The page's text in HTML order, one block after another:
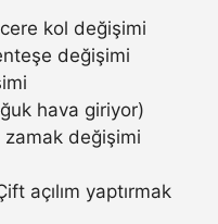
kol değişimi
değişimi
hava giriyor)
zamak değişimi
açılım yaptırmak